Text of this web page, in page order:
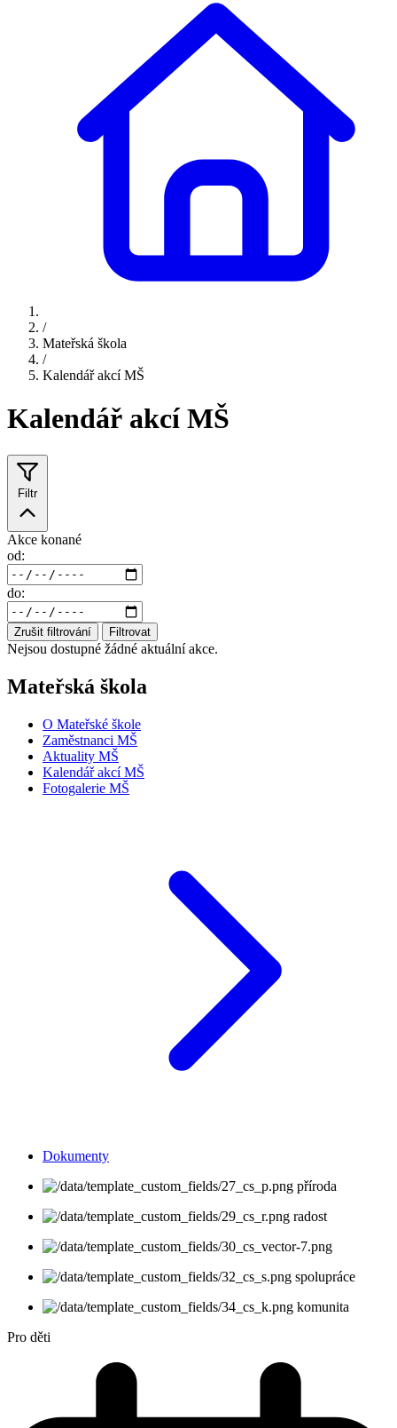
/
Mateřská škola
/
Kalendář akcí MŠ
Kalendář akcí MŠ
Filtr
Akce konané
od:
do:
Zrušit filtrování Filtrovat
Nejsou dostupné žádné aktuální akce.
Mateřská škola
O Mateřské škole
Zaměstnanci MŠ
Aktuality MŠ
Kalendář akcí MŠ
Fotogalerie MŠ
Dokumenty
příroda
radost
spolupráce
komunita
Pro děti